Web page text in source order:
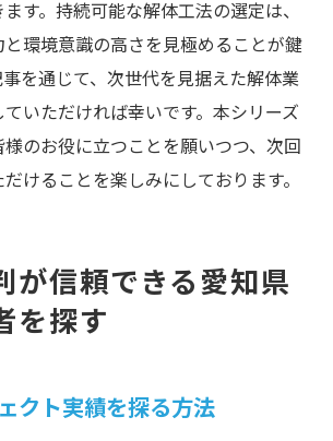
す。持続可能な解体工法の選定は、
環境意識の高さを見極めることが鍵
を通じて、次世代を見据えた解体業
いただければ幸いです。本シリーズ
のお役に立つことを願いつつ、次回
けることを楽しみにしております。
が信頼できる愛知県
を探す
クト実績を探る方法